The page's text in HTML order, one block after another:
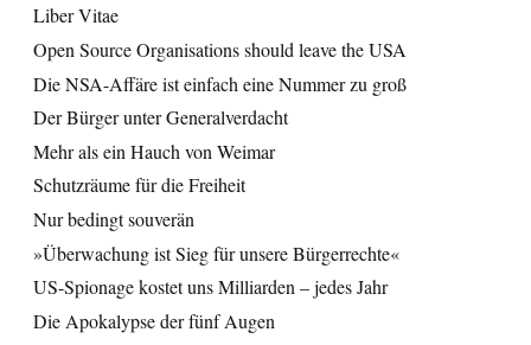
Liber Vitae
Open Source Organisations should leave the USA
Die NSA-Affäre ist einfach eine Nummer zu groß
Der Bürger unter Generalverdacht
Mehr als ein Hauch von Weimar
Schutzräume für die Freiheit
Nur bedingt souverän
»Überwachung ist Sieg für unsere Bürgerrechte«
US-Spionage kostet uns Milliarden – jedes Jahr
Die Apokalypse der fünf Augen